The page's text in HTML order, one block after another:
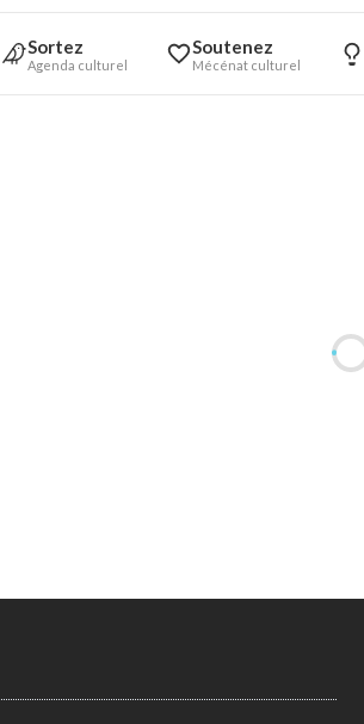
Sortez
Agenda culturel
Soutenez
Mécénat culturel